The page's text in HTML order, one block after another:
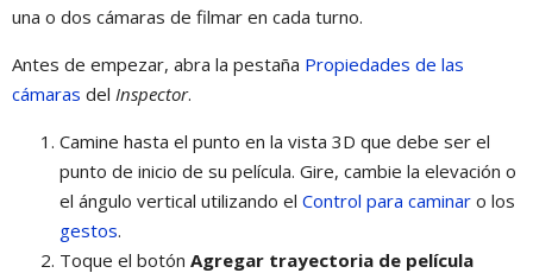
una o dos cámaras de filmar en cada turno.
Antes de empezar, abra la pestaña Propiedades de las
cámaras del Inspector.
Camine hasta el punto en la vista 3D que debe ser el
punto de inicio de su película. Gire, cambie la elevación o
el ángulo vertical utilizando el Control para caminar o los
gestos.
Toque el botón Agregar trayectoria de película